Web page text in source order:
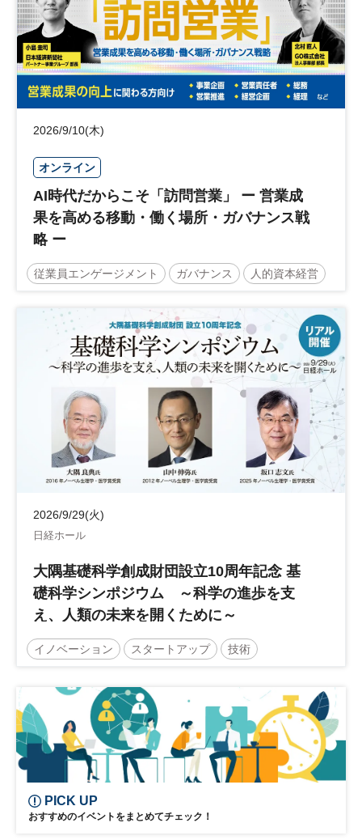
2026/9/10(木)
オンライン
AI時代だからこそ「訪問営業」 ー 営業成
果を高める移動・働く場所・ガバナンス戦
略 ー
従業員エンゲージメント ガバナンス 人的資本経営
営業戦略 働き方改革 参加無料
2026/9/29(火)
日経ホール
大隅基礎科学創成財団設立10周年記念 基
礎科学シンポジウム ～科学の進歩を支
え、人類の未来を開くために～
イノベーション スタートアップ 技術
PICK UP
おすすめのイベントをまとめてチェック！